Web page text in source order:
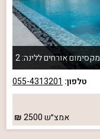
מקסימום אורחים ללינה: 2
טלפון: 055-4313201
אמצ״ש2500